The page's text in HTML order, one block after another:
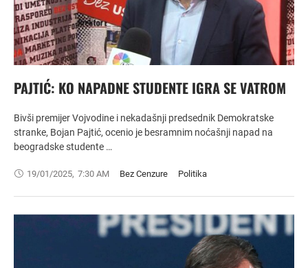
PAJTIĆ: KO NAPADNE STUDENTE IGRA SE VATROM
Bivši premijer Vojvodine i nekadašnji predsednik Demokratske
stranke, Bojan Pajtić, ocenio je besramnim noćašnji napad na
beogradske studente …
19/01/2025, 7:30 AM Bez Cenzure Politika